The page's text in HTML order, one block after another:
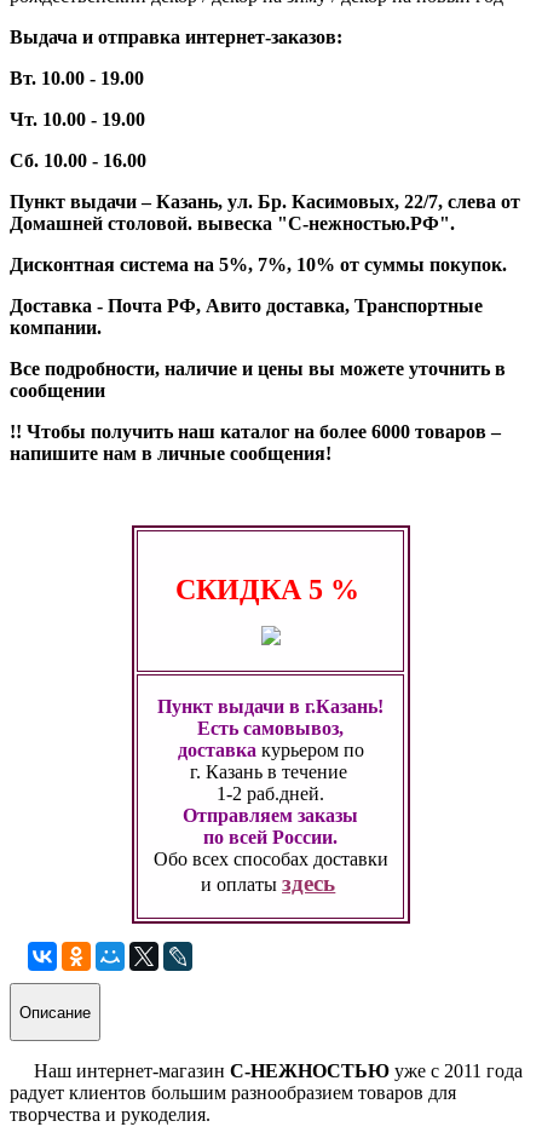
Выдача и отправка интернет-заказов:
Вт. 10.00 - 19.00
Чт. 10.00 - 19.00
Сб. 10.00 - 16.00
Пункт выдачи – Казань, ул. Бр. Касимовых, 22/7, слева от
Домашней столовой. вывеска "С-нежностью.РФ".
Дисконтная система на 5%, 7%, 10% от суммы покупок.
Доставка - Почта РФ, Авито доставка, Транспортные
компании.
Все подробности, наличие и цены вы можете уточнить в
сообщении
!! Чтобы получить наш каталог на более 6000 товаров –
напишите нам в личные сообщения!
СКИДКА 5 %
Пункт выдачи в г.Казань!
Есть самовывоз,
доставка курьером по
г. Казань в течение
1-2 раб.дней.
Отправляем заказы
по всей России.
Обо всех способах доставки
и оплатыздесь
Описание
Наш интернет-магазин С-НЕЖНОСТЬЮ уже с 2011 года
радует клиентов большим разнообразием товаров для
творчества и рукоделия.